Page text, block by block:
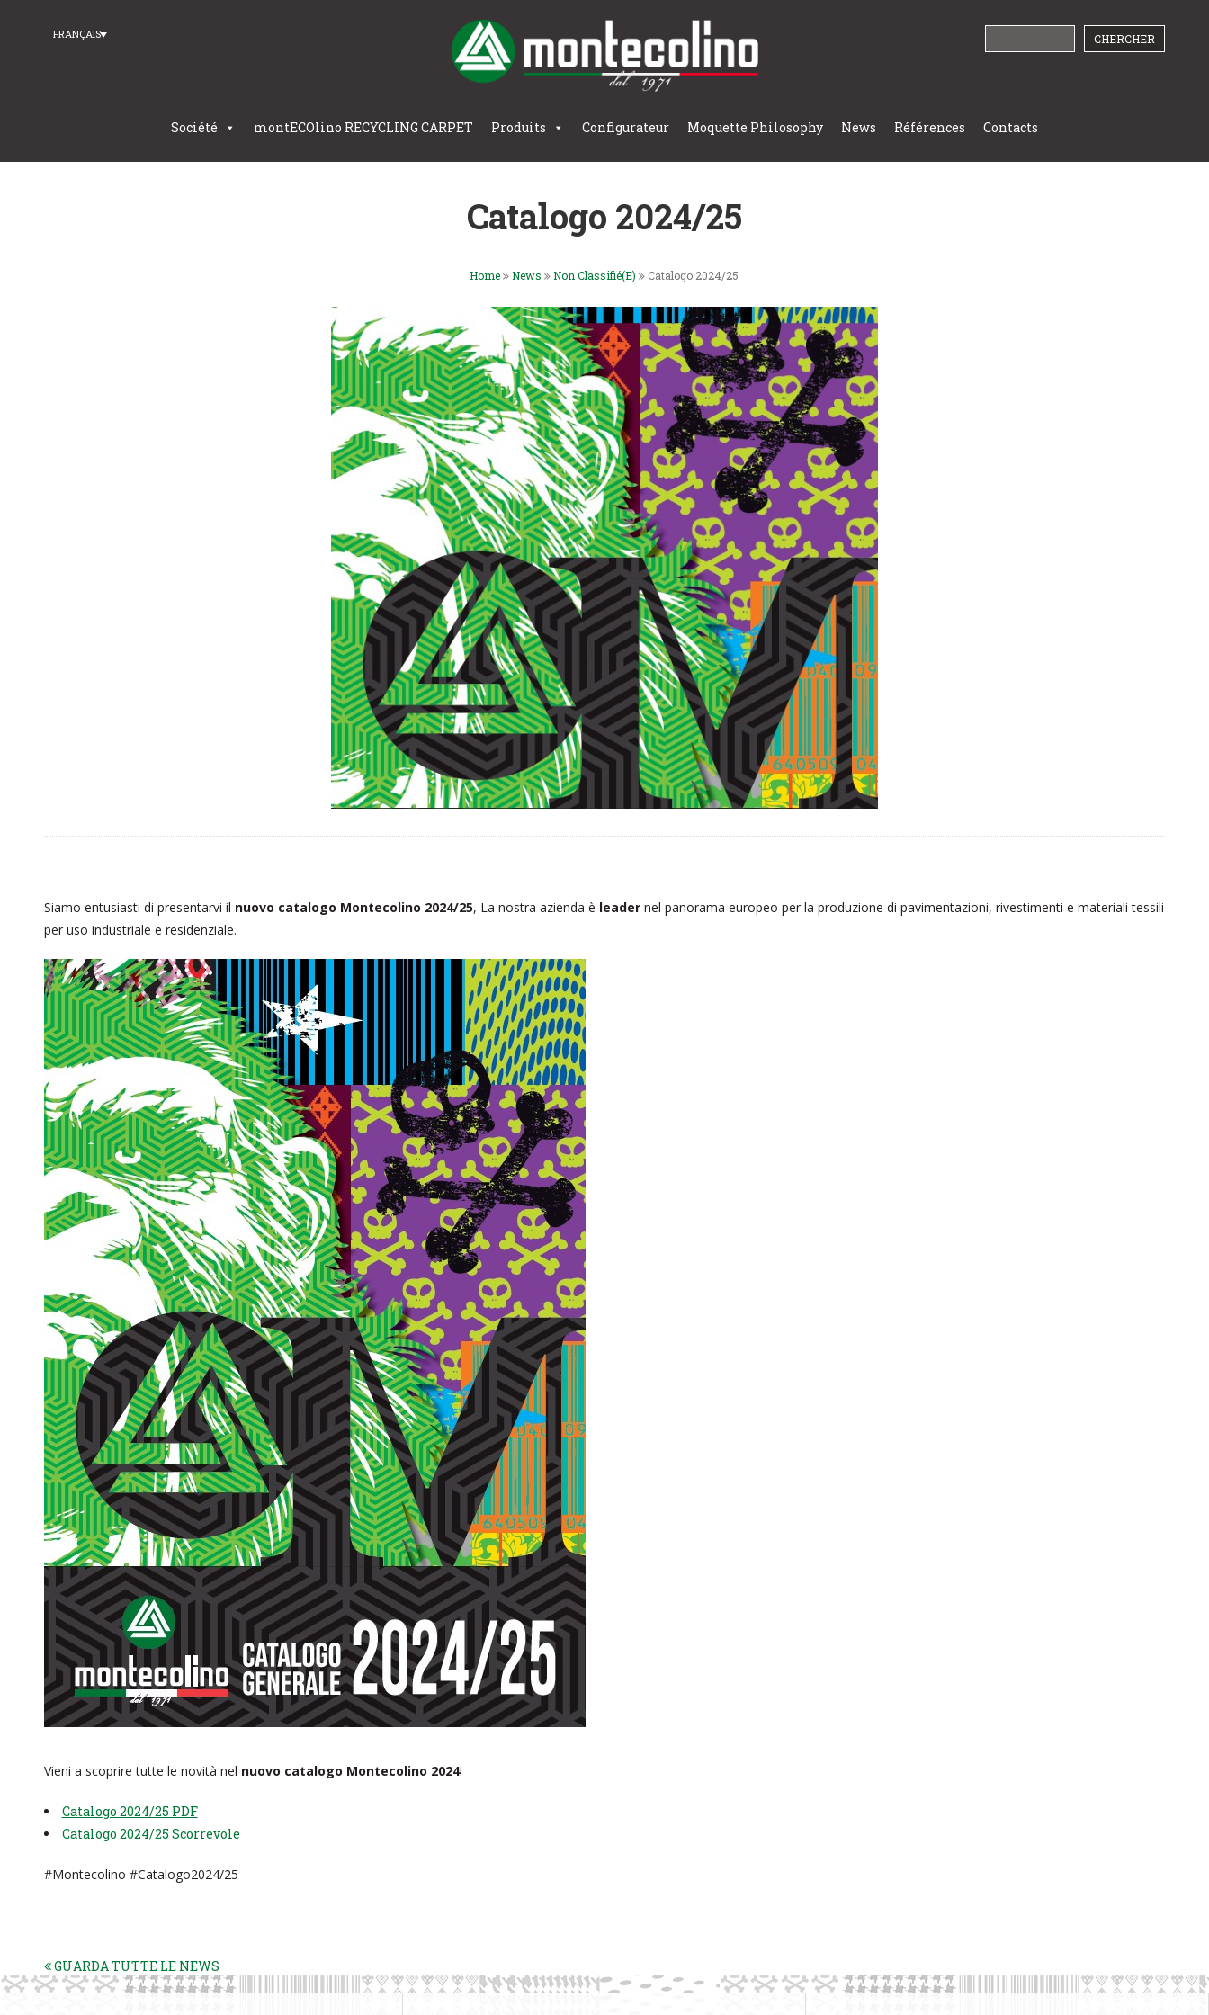
FRANÇAIS
Société montECOlino RECYCLING CARPET Produits Configurateur Moquette Philosophy News Références Contacts
Catalogo 2024/25
Home News Non Classifié(e) Catalogo 2024/25
Siamo entusiasti di presentarvi il nuovo catalogo Montecolino 2024/25, La nostra azienda è leadernel panorama europeo per la produzione di pavimentazioni, rivestimenti e materiali tessili
per uso industriale e residenziale.
Vieni a scoprire tutte le novità nel nuovo catalogo Montecolino 2024!
Catalogo 2024/25 PDF
Catalogo 2024/25 Scorrevole
#Montecolino #Catalogo2024/25
GUARDA TUTTE LE NEWS